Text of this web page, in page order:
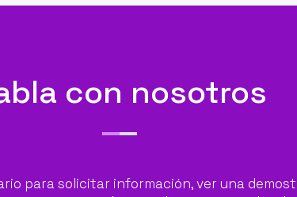
con nosotros
para solicitar información, ver una